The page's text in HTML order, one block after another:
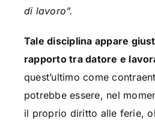
di lavoro”.
Tale disciplina appare
rapporto tra datore e
quest’ultimo come
potrebbe essere, nel
il proprio diritto alle ferie,